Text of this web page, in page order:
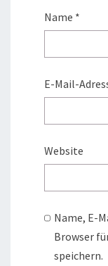
Name *
E-Mail-
Website
Name, E-
Browser
speichern.